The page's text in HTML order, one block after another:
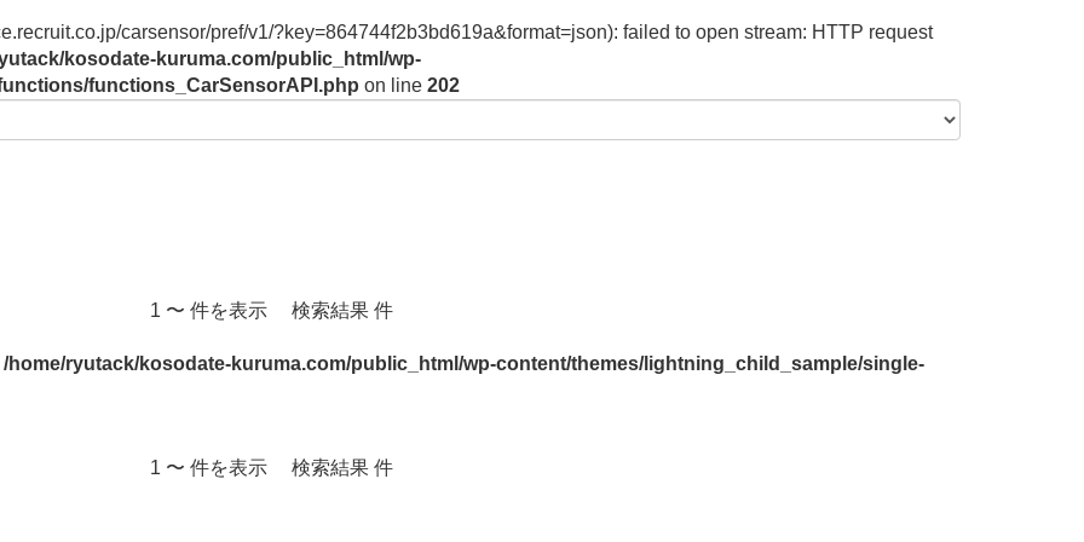
carsensor/pref/v1/?key=864744f2b3bd619a&format=json): failed to open stream: HTTP request
kosodate-kuruma.com/public_html/wp-
functions_CarSensorAPI.php on line 202
1 〜 件を表示 検索結果 件
/home/ryutack/kosodate-kuruma.com/public_html/wp-content/themes/lightning_child_sample/single-
1 〜 件を表示 検索結果 件